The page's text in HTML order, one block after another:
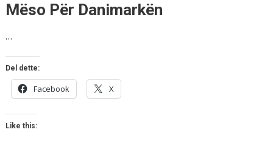
Mëso Për Danimarkën
…
Del dette:
Facebook X
Like this: